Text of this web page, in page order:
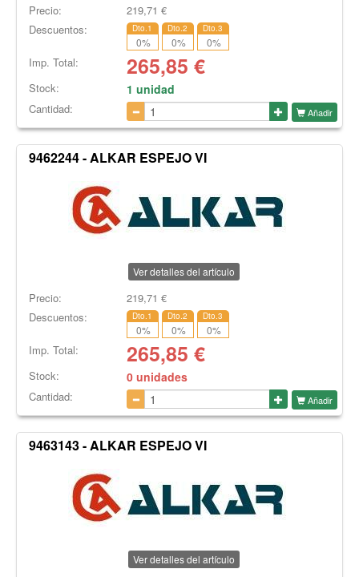
Precio: 219,71 €
Descuentos:
Dto.1
0%
Dto.2
0%
Dto.3
0%
Imp. Total: 265,85 €
Stock: 1 unidad
Cantidad: Añadir
9462244 - ALKAR ESPEJO VI
Ver detalles del artículo
Precio: 219,71 €
Descuentos:
Dto.1
0%
Dto.2
0%
Dto.3
0%
Imp. Total: 265,85 €
Stock: 0 unidades
Cantidad: Añadir
9463143 - ALKAR ESPEJO VI
Ver detalles del artículo